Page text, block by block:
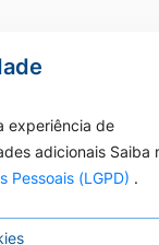
experiência de
adicionais Saiba
Pessoais (LGPD) .